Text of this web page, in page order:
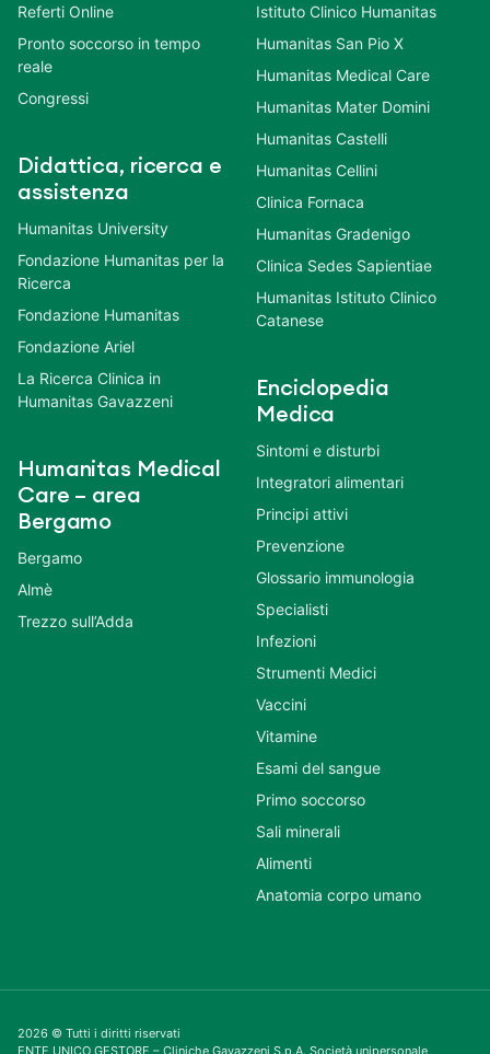
Referti Online
Pronto soccorso in tempo
reale
Congressi
Didattica, ricerca e
assistenza
Humanitas University
Fondazione Humanitas per la
Ricerca
Fondazione Humanitas
Fondazione Ariel
La Ricerca Clinica in
Humanitas Gavazzeni
Humanitas Medical
Care – area
Bergamo
Bergamo
Almè
Trezzo sull’Adda
Istituto Clinico Humanitas
Humanitas San Pio X
Humanitas Medical Care
Humanitas Mater Domini
Humanitas Castelli
Humanitas Cellini
Clinica Fornaca
Humanitas Gradenigo
Clinica Sedes Sapientiae
Humanitas Istituto Clinico
Catanese
Enciclopedia
Medica
Sintomi e disturbi
Integratori alimentari
Principi attivi
Prevenzione
Glossario immunologia
Specialisti
Infezioni
Strumenti Medici
Vaccini
Vitamine
Esami del sangue
Primo soccorso
Sali minerali
Alimenti
Anatomia corpo umano
2026 © Tutti i diritti riservati
ENTE UNICO GESTORE – Cliniche Gavazzeni S.p.A. Società unipersonale